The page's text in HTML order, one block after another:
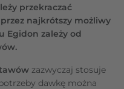
przekraczać
najkrótszy możliwy
Egidon zależy od
zazwyczaj stosuje
dawkę można